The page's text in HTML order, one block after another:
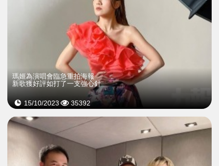
瑪姬為演唱會臨急重拍海報
新歌獲好評如打了一支強心針
15/10/2023 35392